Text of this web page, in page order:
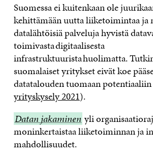
Suomessa ei kuitenkaan ole
kehittämään uutta liiketoimintaa ja
datalähtöisiä palveluja hyvistä
toimivasta digitaalisesta
infrastruktuurista huolimatta.
suomalaiset yritykset eivät koe
datatalouden tuomaan
yrityskysely 2021).
Datan
jakaminen
Datan jakaminen yli
moninkertaistaa liiketoiminnan ja
mahdollisuudet.